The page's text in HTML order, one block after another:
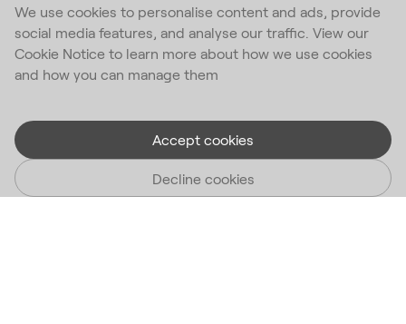
We use cookies to personalise content and ads, provide
social media features, and analyse our traffic. View our
Cookie Notice to learn more about how we use cookies
and how you can manage them
Accept cookies
Decline cookies